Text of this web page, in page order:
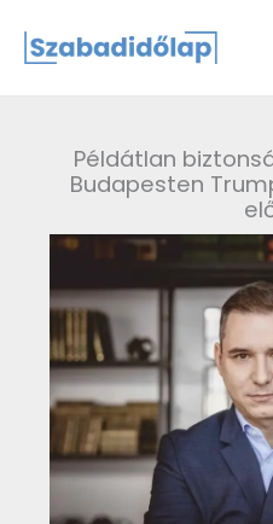
content
Példátlan
Budapesten